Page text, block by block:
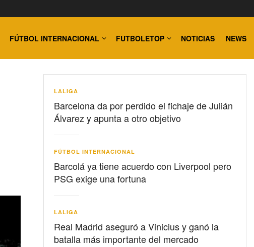
FÚTBOL INTERNACIONAL FUTBOLETOP NOTICIAS NEWS
LALIGA
Barcelona da por perdido el fichaje de Julián
Álvarez y apunta a otro objetivo
FÚTBOL INTERNACIONAL
Barcolá ya tiene acuerdo con Liverpool pero
PSG exige una fortuna
LALIGA
Real Madrid aseguró a Vinicius y ganó la
batalla más importante del mercado